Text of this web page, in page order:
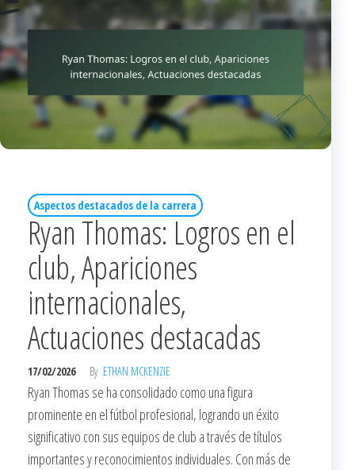
Aspectos destacados de la carrera
Ryan Thomas: Logros en el
club, Apariciones
internacionales,
Actuaciones destacadas
17/02/2026 By ETHAN MCKENZIE
Ryan Thomas se ha consolidado como una figura
prominente en el fútbol profesional, logrando un éxito
significativo con sus equipos de club a través de títulos
importantes y reconocimientos individuales. Con más de